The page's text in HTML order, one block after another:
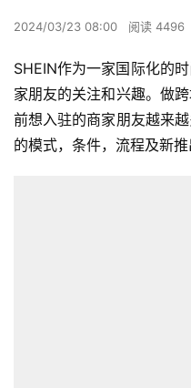
2024/03/23 08:00 阅读 4496
SHEIN作为一家国际化的
家朋友的关注和兴趣。做
前想入驻的商家朋友越来
的模式，条件，流程及新推